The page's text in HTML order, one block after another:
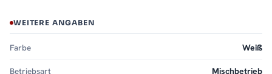
WEITERE ANGABEN
Farbe Weiß
Betriebsart Mischbetrieb